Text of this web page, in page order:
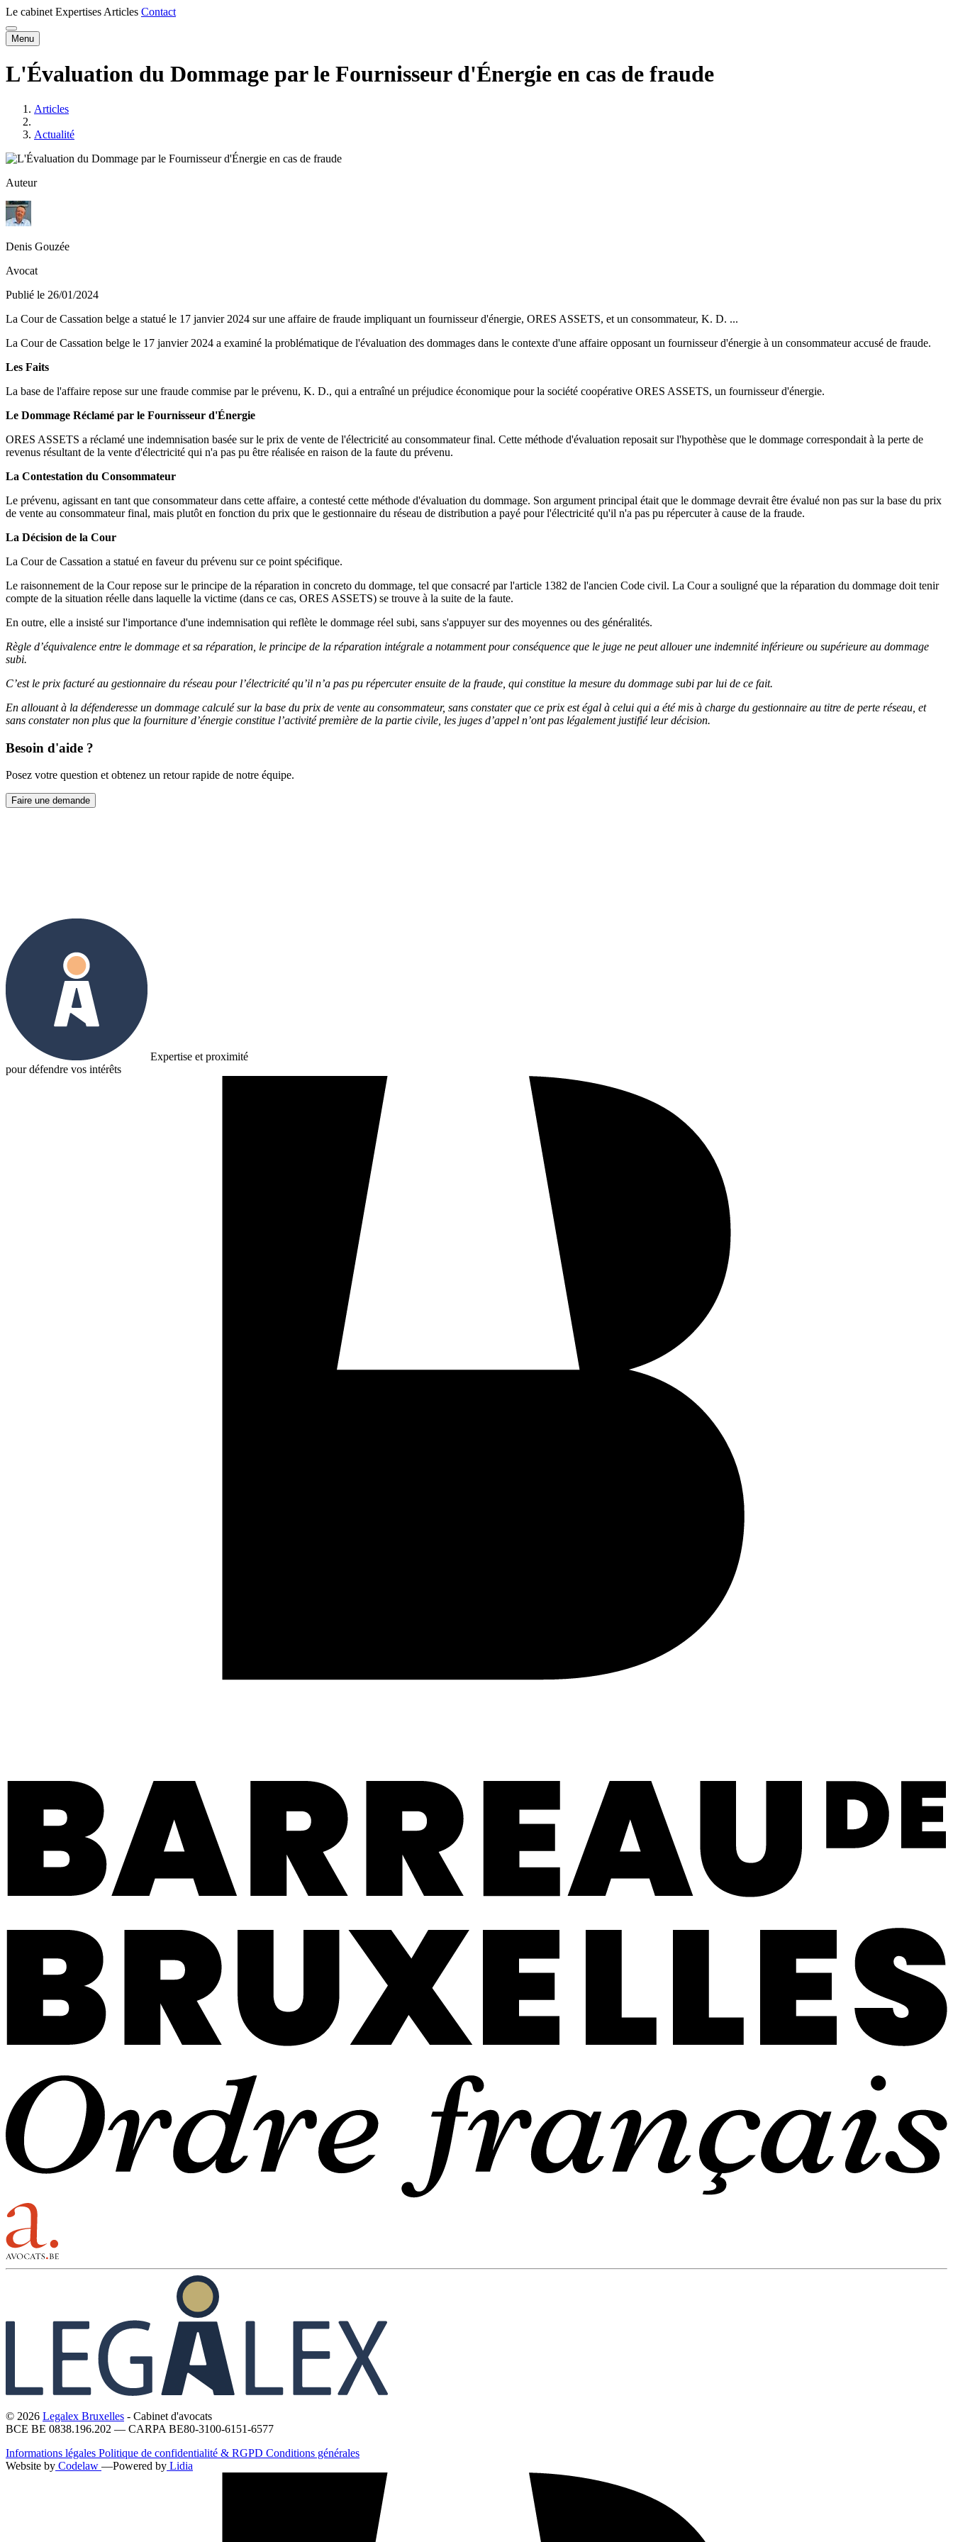
Le cabinet Expertises Articles Contact
Menu
L'Évaluation du Dommage par le Fournisseur d'Énergie en cas de fraude
Articles
Actualité
Auteur
Denis Gouzée
Avocat
Publié le 26/01/2024
La Cour de Cassation belge a statué le 17 janvier 2024 sur une affaire de fraude impliquant un fournisseur d'énergie, ORES ASSETS, et un consommateur, K. D. ...
La Cour de Cassation belge le 17 janvier 2024 a examiné la problématique de l'évaluation des dommages dans le contexte d'une affaire opposant un fournisseur d'énergie à un consommateur accusé de fraude.
Les Faits
La base de l'affaire repose sur une fraude commise par le prévenu, K. D., qui a entraîné un préjudice économique pour la société coopérative ORES ASSETS, un fournisseur d'énergie.
Le Dommage Réclamé par le Fournisseur d'Énergie
ORES ASSETS a réclamé une indemnisation basée sur le prix de vente de l'électricité au consommateur final. Cette méthode d'évaluation reposait sur l'hypothèse que le dommage correspondait à la perte de
revenus résultant de la vente d'électricité qui n'a pas pu être réalisée en raison de la faute du prévenu.
La Contestation du Consommateur
Le prévenu, agissant en tant que consommateur dans cette affaire, a contesté cette méthode d'évaluation du dommage. Son argument principal était que le dommage devrait être évalué non pas sur la base du prix
de vente au consommateur final, mais plutôt en fonction du prix que le gestionnaire du réseau de distribution a payé pour l'électricité qu'il n'a pas pu répercuter à cause de la fraude.
La Décision de la Cour
La Cour de Cassation a statué en faveur du prévenu sur ce point spécifique.
Le raisonnement de la Cour repose sur le principe de la réparation in concreto du dommage, tel que consacré par l'article 1382 de l'ancien Code civil. La Cour a souligné que la réparation du dommage doit tenir
compte de la situation réelle dans laquelle la victime (dans ce cas, ORES ASSETS) se trouve à la suite de la faute.
En outre, elle a insisté sur l'importance d'une indemnisation qui reflète le dommage réel subi, sans s'appuyer sur des moyennes ou des généralités.
Règle d’équivalence entre le dommage et sa réparation, le principe de la réparation intégrale a notamment pour conséquence que le juge ne peut allouer une indemnité inférieure ou supérieure au dommage
subi.
C’est le prix facturé au gestionnaire du réseau pour l’électricité qu’il n’a pas pu répercuter ensuite de la fraude, qui constitue la mesure du dommage subi par lui de ce fait.
En allouant à la défenderesse un dommage calculé sur la base du prix de vente au consommateur, sans constater que ce prix est égal à celui qui a été mis à charge du gestionnaire au titre de perte réseau, et
sans constater non plus que la fourniture d’énergie constitue l’activité première de la partie civile, les juges d’appel n’ont pas légalement justifié leur décision.
Besoin d'aide ?
Posez votre question et obtenez un retour rapide de notre équipe.
Faire une demande
Prendre contact
Expertise et proximité
pour défendre vos intérêts
© 2026 Legalex Bruxelles - Cabinet d'avocats
BCE BE 0838.196.202 — CARPA BE80-3100-6151-6577
Informations légales Politique de confidentialité & RGPD Conditions générales
Website by Codelaw —Powered by Lidia